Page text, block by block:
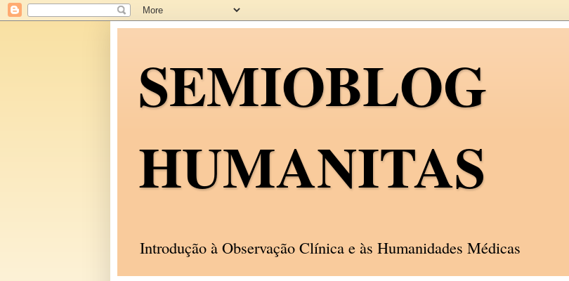
SEMIOBLOG
HUMANITAS
Introdução à Observação Clínica e às Humanidades Médicas